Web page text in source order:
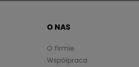
O NAS
O firmie
Współpraca